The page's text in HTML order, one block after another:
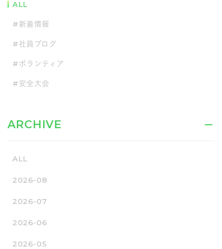
ALL
#新着情報
#社員ブログ
#ボランティア
#安全大会
ARCHIVE
ALL
2026-08
2026-07
2026-06
2026-05